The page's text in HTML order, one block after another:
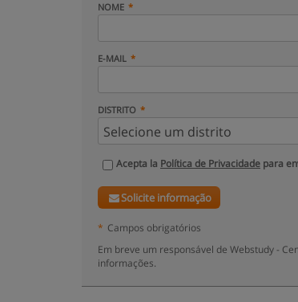
NOME
E-MAIL
DISTRITO
Acepta la Política de Privacidade para
Solicite informação
* Campos obrigatórios
Em breve um responsável de Webstudy -
informações.